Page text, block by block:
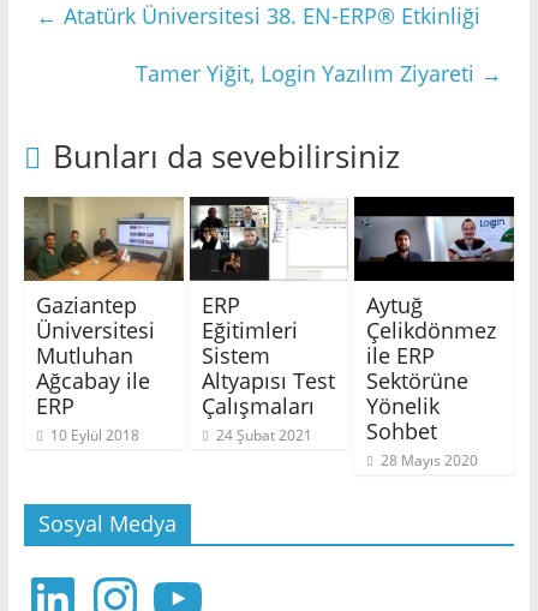
← Atatürk Üniversitesi 38. EN-ERP® Etkinliği
Tamer Yiğit, Login Yazılım Ziyareti →
Bunları da sevebilirsiniz
Gaziantep
Üniversitesi
Mutluhan
Ağcabay ile
ERP
10 Eylül 2018
ERP
Eğitimleri
Sistem
Altyapısı Test
Çalışmaları
24 Şubat 2021
Aytuğ
Çelikdönmez
ile ERP
Sektörüne
Yönelik
Sohbet
28 Mayıs 2020
Sosyal Medya
LinkedIn InstagramYouTube